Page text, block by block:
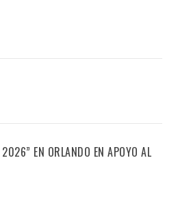
EN ORLANDO EN APOYO AL